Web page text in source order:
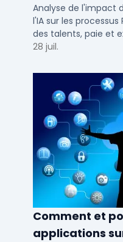
talents RH
Analyse de l'impact
l'IA sur les
des talents, paie et
concrets pour TPE,
28 juil.
Comment et
applications